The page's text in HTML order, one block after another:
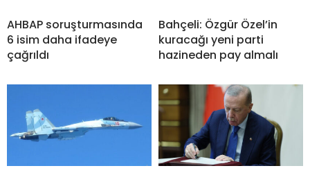
AHBAP soruşturmasında
6 isim daha ifadeye
çağrıldı
Bahçeli: Özgür Özel’in
kuracağı yeni parti
hazineden pay almalı